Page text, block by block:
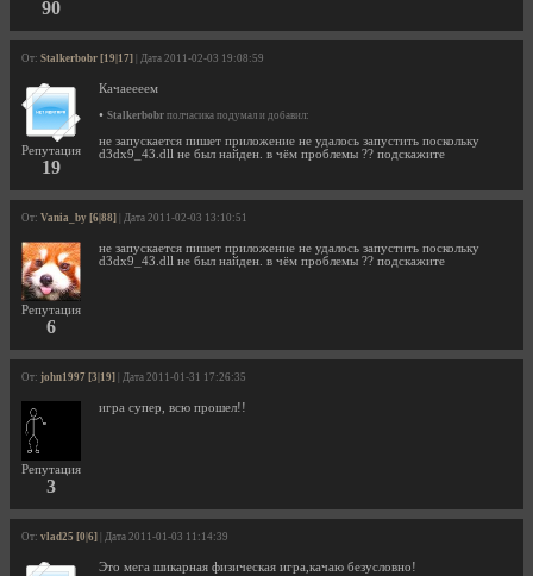
90
От: Stalkerbobr [19|17] | Дата 2011-02-03 19:08:59
Репутация
19
Качаеееем
• Stalkerbobr полчасика подумал и добавил:
не запускается пишет приложение не удалось запустить поскольку
d3dx9_43.dll не был найден. в чём проблемы ?? подскажите
От: Vania_by [6|88] | Дата 2011-02-03 13:10:51
Репутация
6
не запускается пишет приложение не удалось запустить поскольку
d3dx9_43.dll не был найден. в чём проблемы ?? подскажите
От: john1997 [3|19] | Дата 2011-01-31 17:26:35
Репутация
3
игра супер, всю прошел!!
От: vlad25 [0|6] | Дата 2011-01-03 11:14:39
Это мега шикарная физическая игра,качаю безусловно!